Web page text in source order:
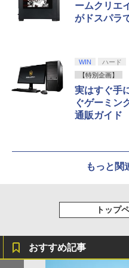
￥8,800
ームクリエ
がドスパラ
WIN
ハード
【特別企画】
実はすぐ手
ぐゲーミン
通販ガイド
もっと関
トップ
おすすめ記事